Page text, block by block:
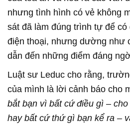
nhưng tình hình có vẻ không
sát đã làm đúng trình tự để
điện thoại, nhưng dường như
dẫn đến những điểm đáng
Luật sư Leduc cho rằng,
của mình là lời cảnh báo cho
bắt bạn vì bất cứ điều gì –
hay bất cứ thứ gì bạn kể ra –